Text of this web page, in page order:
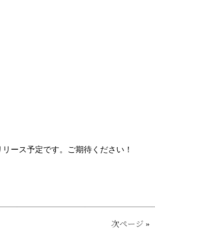
ース予定です。ご期待ください！
次ページ »